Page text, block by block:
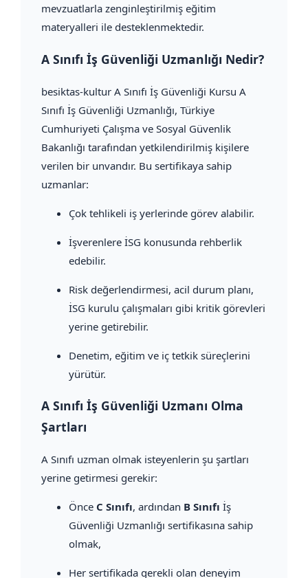
mevzuatlarla zenginleştirilmiş eğitim
materyalleri ile desteklenmektedir.
A Sınıfı İş Güvenliği Uzmanlığı Nedir?
besiktas-kultur A Sınıfı İş Güvenliği Kursu A
Sınıfı İş Güvenliği Uzmanlığı, Türkiye
Cumhuriyeti Çalışma ve Sosyal Güvenlik
Bakanlığı tarafından yetkilendirilmiş kişilere
verilen bir unvandır. Bu sertifikaya sahip
uzmanlar:
Çok tehlikeli iş yerlerinde görev alabilir.
İşverenlere İSG konusunda rehberlik
edebilir.
Risk değerlendirmesi, acil durum planı,
İSG kurulu çalışmaları gibi kritik görevleri
yerine getirebilir.
Denetim, eğitim ve iç tetkik süreçlerini
yürütür.
A Sınıfı İş Güvenliği Uzmanı Olma
Şartları
A Sınıfı uzman olmak isteyenlerin şu şartları
yerine getirmesi gerekir:
Önce C Sınıfı, ardından B Sınıfı İş
Güvenliği Uzmanlığı sertifikasına sahip
olmak,
Her sertifikada gerekli olan deneyim